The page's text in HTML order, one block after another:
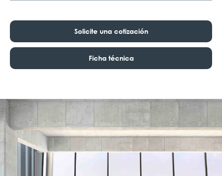
Solicite una cotización
Ficha técnica